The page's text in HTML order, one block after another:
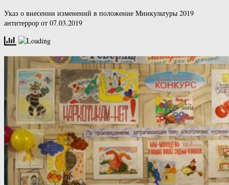
Указ о внесении изменений в положение Минкультуры 2019
антитеррор от 07.03.2019